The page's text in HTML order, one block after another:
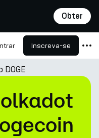
Obter
Inscreva-se
DOGE